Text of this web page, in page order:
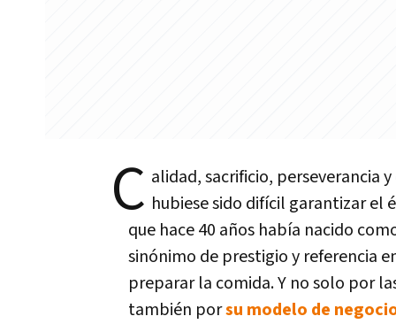
C alidad, sacrificio, perseverancia
hubiese sido difícil garantizar el
que hace 40 años había nacido
sinónimo de prestigio y referencia
preparar la comida. Y no solo por
también porsu modelo de